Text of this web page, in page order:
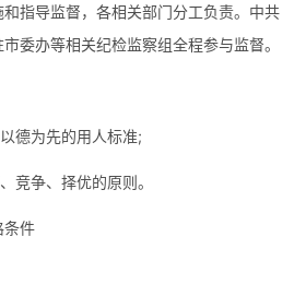
指导监督，各相关部门分工负责。中共
委办等相关纪检监察组全程参与监督。
德为先的用人标准;
竞争、择优的原则。
条件